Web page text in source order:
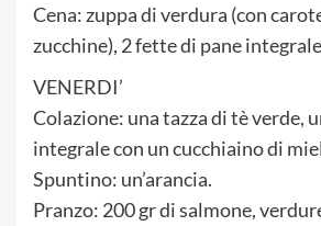
Cena: zuppa di verdura (con
zucchine), 2 fette di pane
VENERDI’
Colazione: una tazza di tè verde,
integrale con un cucchiaino di
Spuntino: un’arancia.
Pranzo: 200 gr di salmone,